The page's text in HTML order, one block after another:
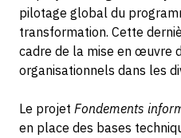
pilotage global du
transformation. Cette
cadre de la mise en œuvre
organisationnels dans les
Le projet Fondements
en place des bases